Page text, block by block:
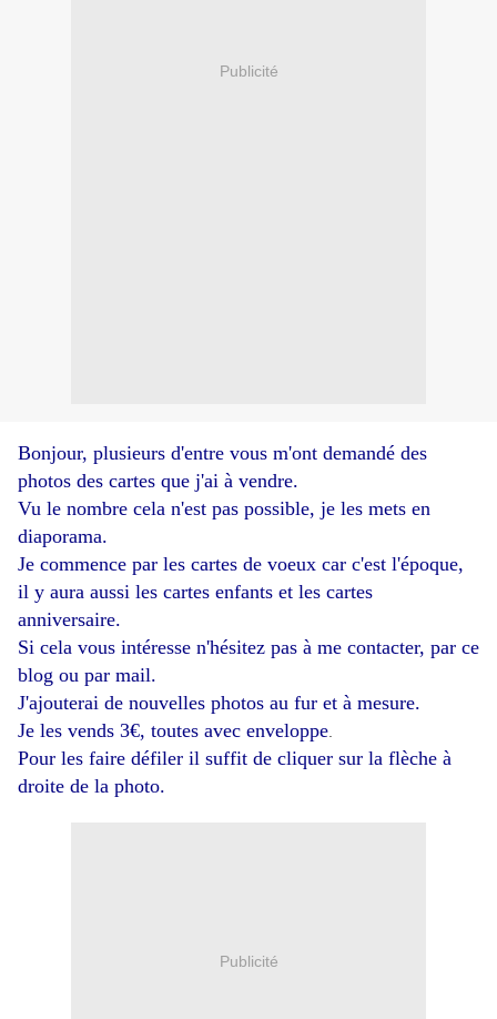
Publicité
Bonjour, plusieurs d'entre vous m'ont demandé des
photos des cartes que j'ai à vendre.
Vu le nombre cela n'est pas possible, je les mets en
diaporama.
Je commence par les cartes de voeux car c'est l'époque,
il y aura aussi les cartes enfants et les cartes
anniversaire.
Si cela vous intéresse n'hésitez pas à me contacter, par ce
blog ou par mail.
J'ajouterai de nouvelles photos au fur et à mesure.
Je les vends 3€, toutes avec enveloppe
Pour les faire défiler il suffit de cliquer sur la flèche à
droite de la photo.
Publicité